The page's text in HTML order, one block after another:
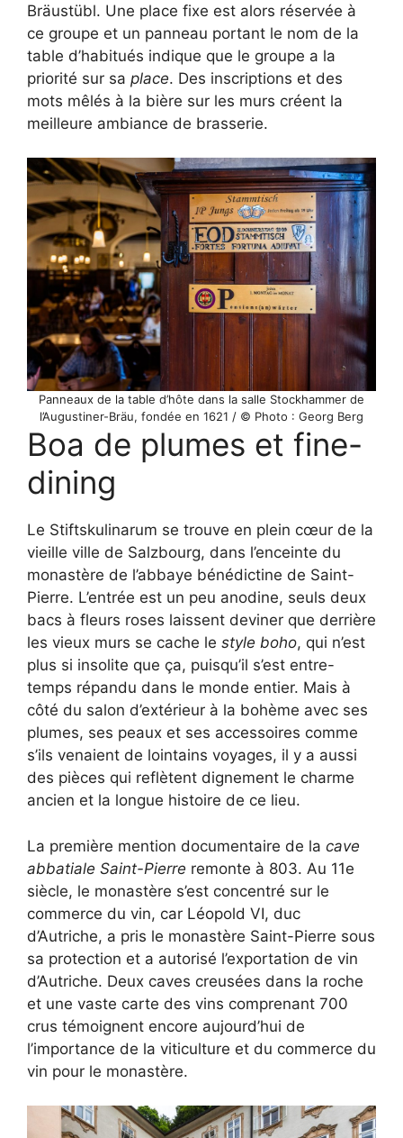
Bräustübl. Une place fixe est alors réservée à
ce groupe et un panneau portant le nom de la
table d’habitués indique que le groupe a la
priorité sur sa place. Des inscriptions et des
mots mêlés à la bière sur les murs créent la
meilleure ambiance de brasserie.
Panneaux de la table d’hôte dans la salle Stockhammer de
l’Augustiner-Bräu, fondée en 1621 / © Photo : Georg Berg
Boa de plumes et fine-
dining
Le Stiftskulinarum se trouve en plein cœur de la
vieille ville de Salzbourg, dans l’enceinte du
monastère de l’abbaye bénédictine de Saint-
Pierre. L’entrée est un peu anodine, seuls deux
bacs à fleurs roses laissent deviner que derrière
les vieux murs se cache le style boho, qui n’est
plus si insolite que ça, puisqu’il s’est entre-
temps répandu dans le monde entier. Mais à
côté du salon d’extérieur à la bohème avec ses
plumes, ses peaux et ses accessoires comme
s’ils venaient de lointains voyages, il y a aussi
des pièces qui reflètent dignement le charme
ancien et la longue histoire de ce lieu.
La première mention documentaire de la cave
abbatiale Saint-Pierre remonte à 803. Au 11e
siècle, le monastère s’est concentré sur le
commerce du vin, car Léopold VI, duc
d’Autriche, a pris le monastère Saint-Pierre sous
sa protection et a autorisé l’exportation de vin
d’Autriche. Deux caves creusées dans la roche
et une vaste carte des vins comprenant 700
crus témoignent encore aujourd’hui de
l’importance de la viticulture et du commerce du
vin pour le monastère.